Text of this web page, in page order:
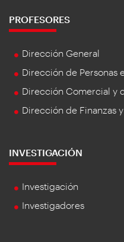
PROFESORES
Dirección General
Dirección de Personas
Dirección Comercial y
Dirección de Finanzas
INVESTIGACIÓN
Investigación
Investigadores